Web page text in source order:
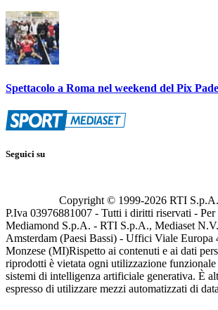
Spettacolo a Roma nel weekend del Pix
Seguici su
Copyright © 1999-2026 RTI
P.Iva 03976881007 - Tutti i diritti riservati -
Mediamond S.p.A. - RTI S.p.A., Mediaset
Amsterdam (Paesi Bassi) - Uffici Viale Europa
Monzese (MI)Rispetto ai contenuti e ai dati
riprodotti è vietata ogni utilizzazione funzionale
sistemi di intelligenza artificiale generativa. È
espresso di utilizzare mezzi automatizzati di